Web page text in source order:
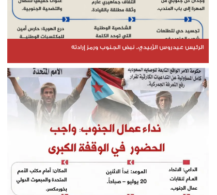
الرئيس عيدروس الزُبيدي.. نبض الجنوب ورمز إرادته